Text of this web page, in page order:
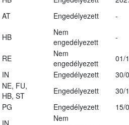
AT Engedélyezett -
HB
Nem
engedélyezett
-
RE
Nem
engedélyezett
01/
IN Engedélyezett
30/
NE, FU,
HB, ST
Engedélyezett
30/
PG Engedélyezett
15/
Nem